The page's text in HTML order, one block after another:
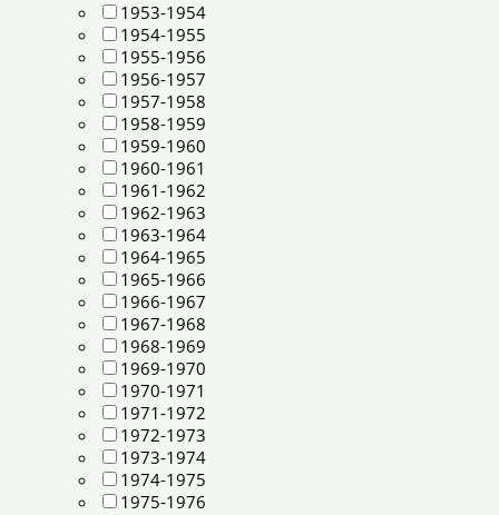
1953-1954
1954-1955
1955-1956
1956-1957
1957-1958
1958-1959
1959-1960
1960-1961
1961-1962
1962-1963
1963-1964
1964-1965
1965-1966
1966-1967
1967-1968
1968-1969
1969-1970
1970-1971
1971-1972
1972-1973
1973-1974
1974-1975
1975-1976